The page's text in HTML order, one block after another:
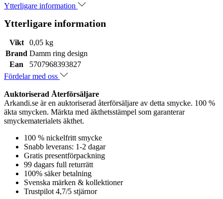
Ytterligare information
Ytterligare information
Vikt
0,05 kg
Brand Damm ring design
Ean
5707968393827
Fördelar med oss
Auktoriserad Återförsäljare
Arkandi.se är en auktoriserad återförsäljare av detta smycke. 100 %
äkta smycken. Märkta med äkthetsstämpel som garanterar
smyckematerialets äkthet.
100 % nickelfritt smycke
Snabb leverans: 1-2 dagar
Gratis presentförpackning
99 dagars full returrätt
100% säker betalning
Svenska märken & kollektioner
Trustpilot 4,7/5 stjärnor